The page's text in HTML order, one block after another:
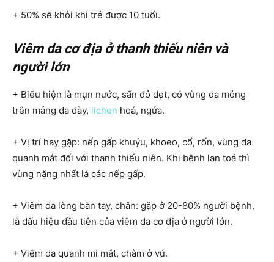
+ 50% sẽ khỏi khi trẻ được 10 tuổi.
Viêm da cơ địa ở thanh thiếu niên và
người lớn
+ Biểu hiện là mụn nước, sẩn đỏ dẹt, có vùng da mỏng
trên mảng da dày, lichen hoá, ngứa.
+ Vị trí hay gặp: nếp gấp khuỷu, khoeo, cổ, rốn, vùng da
quanh mắt đối với thanh thiếu niên. Khi bệnh lan toả thì
vùng nặng nhất là các nếp gấp.
+ Viêm da lòng bàn tay, chân: gặp ở 20-80% người bệnh,
là dấu hiệu đầu tiên của viêm da cơ địa ở người lớn.
+ Viêm da quanh mi mắt, chàm ở vú.